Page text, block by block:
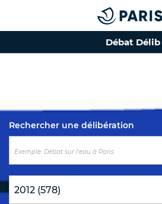
Top of the page
Débat Délib
Rechercher une délibération